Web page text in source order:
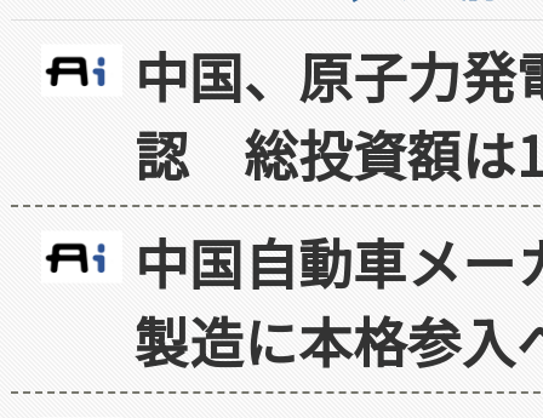
中国、原子力
認 総投資額は
中国自動車メ
製造に本格参入